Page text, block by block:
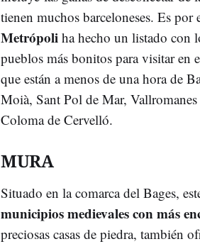
tienen muchos barceloneses. Es por
Metrópoli ha hecho un listado con
pueblos más bonitos para visitar en
que están a menos de una hora de
Moià, Sant Pol de Mar,
Coloma de Cervelló.
MURA
Situado en la comarca del Bages,
municipios medievales con más
preciosas casas de piedra, también